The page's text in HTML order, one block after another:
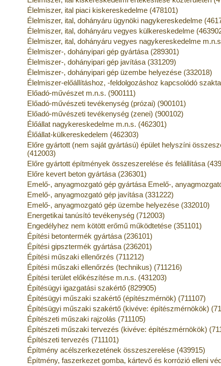
Élelmiszer, ital piaci kiskereskedelme (478101)
Élelmiszer, ital, dohányáru ügynöki nagykereskedelme
Élelmiszer, ital, dohányáru vegyes külkereskedelme
Élelmiszer, ital, dohányáru vegyes nagykereskedelme
Élelmiszer-, dohányipari gép gyártása (289301)
Élelmiszer-, dohányipari gép javítása (331209)
Élelmiszer-, dohányipari gép üzembe helyezése (332018)
Élelmiszer-előállításhoz, -feldolgozáshoz kapcsolódó
Előadó-művészet m.n.s. (900111)
Előadó-művészeti tevékenység (prózai) (900101)
Előadó-művészeti tevékenység (zenei) (900102)
Élőállat nagykereskedelme m.n.s. (462301)
Élőállat-külkereskedelem (462303)
Előre gyártott (nem saját gyártású) épület helyszíni
(412003)
Előre gyártott építmények összeszerelése és felállítása
Előre kevert beton gyártása (236301)
Emelő-, anyagmozgató gép gyártása Emelő-,
Emelő-, anyagmozgató gép javítása (331222)
Emelő-, anyagmozgató gép üzembe helyezése (332010)
Energetikai tanúsító tevékenység (712003)
Engedélyhez nem kötött erőmű működtetése (351101)
Építési betontermék gyártása (236101)
Építési gipsztermék gyártása (236201)
Építési műszaki ellenőrzés (711212)
Építési műszaki ellenőrzés (technikus) (711216)
Építési terület előkészítése m.n.s. (431203)
Építésügyi igazgatási szakértő (829905)
Építésügyi műszaki szakértő (építészmérnök) (711107)
Építésügyi műszaki szakértő (kivéve: építészmérnökök)
Építészeti műszaki rajzolás (711105)
Építészeti műszaki tervezés (kivéve: építészmérnökök)
Építészeti tervezés (711101)
Építmény acélszerkezetének összeszerelése (439915)
Építmény, faszerkezet gomba, kártevő és korrózió elleni